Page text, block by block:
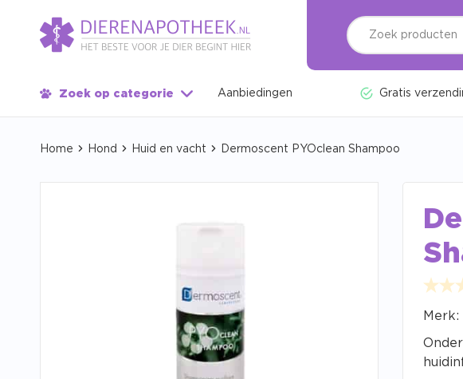
Zoek op categorie Aanbiedingen Gratis
Home Hond Huid en vacht Dermoscent PYOclean Shampoo
Merk: